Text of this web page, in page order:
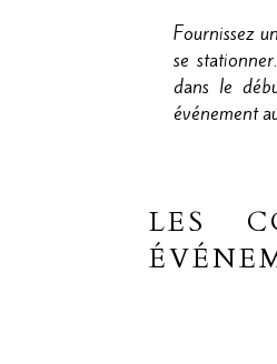
Fournissez
se
dans le
événement
LES